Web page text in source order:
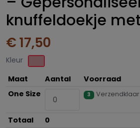
knuffeldoekje
€ 17,50
Kleur
Maat
Aantal
Voorraad
One Size
3
Totaal 0